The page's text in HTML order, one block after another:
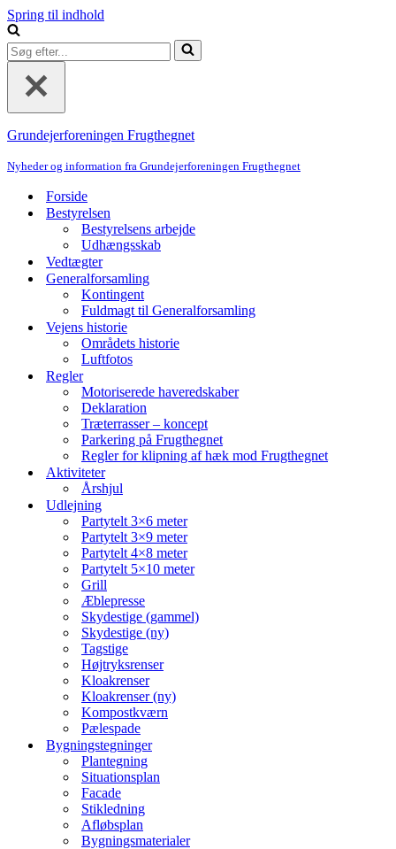
Spring til indhold
Søg
efter...
Grundejerforeningen Frugthegnet
Nyheder og information fra Grundejerforeningen Frugthegnet
Forside
Bestyrelsen
Bestyrelsens arbejde
Udhængsskab
Vedtægter
Generalforsamling
Kontingent
Fuldmagt til Generalforsamling
Vejens historie
Områdets historie
Luftfotos
Regler
Motoriserede haveredskaber
Deklaration
Træterrasser – koncept
Parkering på Frugthegnet
Regler for klipning af hæk mod Frugthegnet
Aktiviteter
Årshjul
Udlejning
Partytelt 3×6 meter
Partytelt 3×9 meter
Partytelt 4×8 meter
Partytelt 5×10 meter
Grill
Æblepresse
Skydestige (gammel)
Skydestige (ny)
Tagstige
Højtryksrenser
Kloakrenser
Kloakrenser (ny)
Kompostkværn
Pælespade
Bygningstegninger
Plantegning
Situationsplan
Facade
Stikledning
Afløbsplan
Bygningsmaterialer